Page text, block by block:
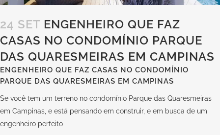
24 SET ENGENHEIRO QUE FAZ
CASAS NO CONDOMÍNIO PARQUE
DAS QUARESMEIRAS EM CAMPINAS
ENGENHEIRO QUE FAZ CASAS NO CONDOMÍNIO
PARQUE DAS QUARESMEIRAS EM CAMPINAS
Se você tem um terreno no condomínio Parque das Quaresmeiras
em Campinas, e está pensando em construir, e em busca de um
engenheiro perfeito